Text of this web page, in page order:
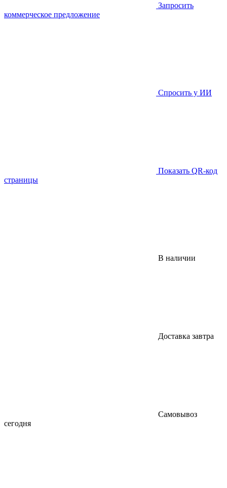
Запросить
коммерческое предложение
Спросить у ИИ
Показать QR-код
страницы
В наличии
Доставка завтра
Самовывоз
сегодня